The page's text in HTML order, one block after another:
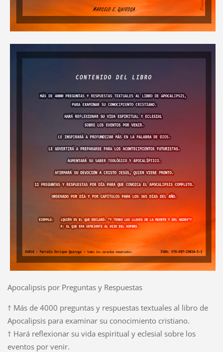
Apocalipsis por Preguntas y Respuestas
† Más de 4000 preguntas y respuestas textuales al libro de
Apocalipsis para examinar su conocimiento cristiano.
† Hará reflexionar su vida espiritual y eclesial sobre los
eventos por venir.